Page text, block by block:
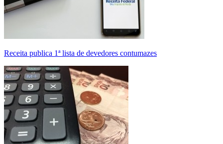
Receita publica 1ª lista de devedores contumazes